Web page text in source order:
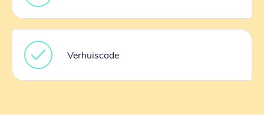
Verhuiscode